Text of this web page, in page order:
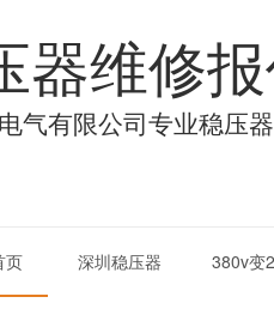
器维修
气有限公司专业稳压
页 深圳稳压器 380v变